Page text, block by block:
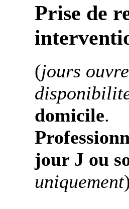
Prise de
(jours
domicile.
jour J ou
uniquement